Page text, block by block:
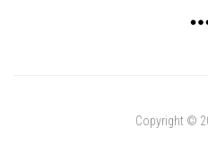
Copyright ©